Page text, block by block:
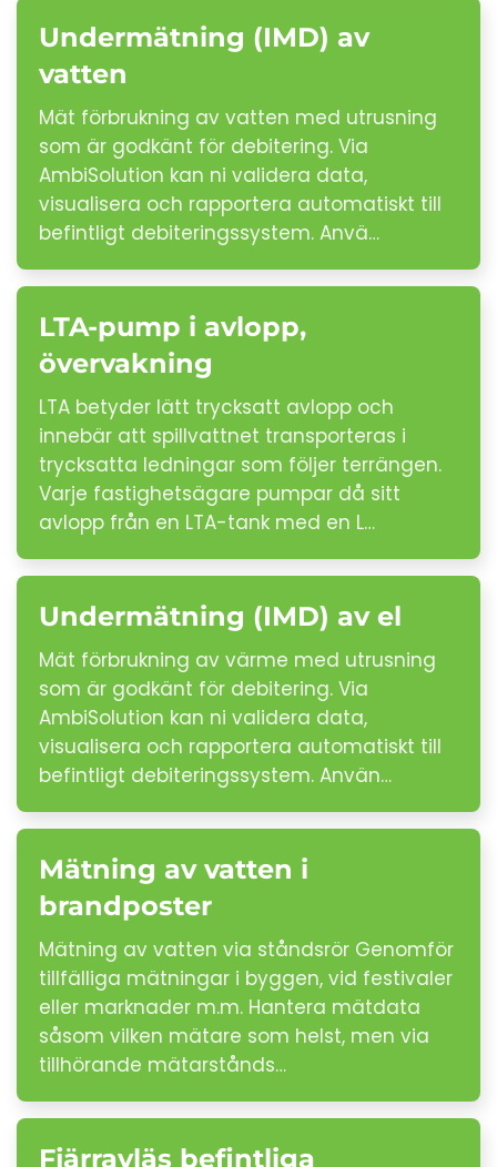
Undermätning (IMD) av
vatten
Mät förbrukning av vatten med utrusning
som är godkänt för debitering. Via
AmbiSolution kan ni validera data,
visualisera och rapportera automatiskt till
befintligt debiteringssystem. Anvä…
LTA-pump i avlopp,
övervakning
LTA betyder lätt trycksatt avlopp och
innebär att spillvattnet transporteras i
trycksatta ledningar som följer terrängen.
Varje fastighetsägare pumpar då sitt
avlopp från en LTA-tank med en L…
Undermätning (IMD) av el
Mät förbrukning av värme med utrusning
som är godkänt för debitering. Via
AmbiSolution kan ni validera data,
visualisera och rapportera automatiskt till
befintligt debiteringssystem. Använ…
Mätning av vatten i
brandposter
Mätning av vatten via ståndsrör Genomför
tillfälliga mätningar i byggen, vid festivaler
eller marknader m.m. Hantera mätdata
såsom vilken mätare som helst, men via
tillhörande mätarstånds…
Fjärravläs befintliga